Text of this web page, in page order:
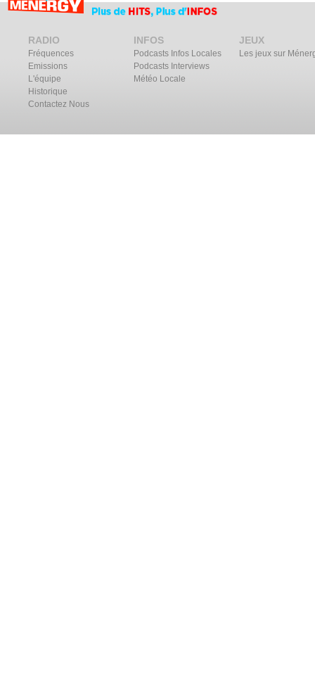
RADIO
Fréquences
Emissions
L'équipe
Historique
Contactez Nous
INFOS
Podcasts Infos Locales
Podcasts Interviews
Météo Locale
JEUX
Les jeux sur